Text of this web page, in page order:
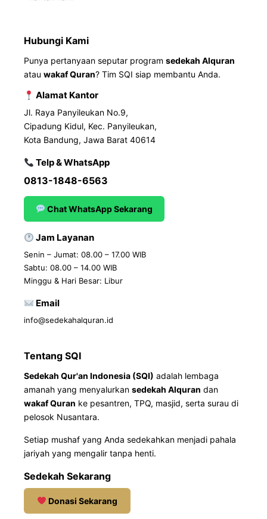
Hubungi Kami
Punya pertanyaan seputar program sedekah Alquran
atau wakaf Quran? Tim SQI siap membantu Anda.
Alamat Kantor
Jl. Raya Panyileukan No.9,
Cipadung Kidul, Kec. Panyileukan,
Kota Bandung, Jawa Barat 40614
Telp & WhatsApp
0813-1848-6563
Chat WhatsApp Sekarang
Jam Layanan
Senin – Jumat: 08.00 – 17.00 WIB
Sabtu: 08.00 – 14.00 WIB
Minggu & Hari Besar: Libur
Email
info@sedekahalquran.id
Tentang SQI
Sedekah Qur'an Indonesia (SQI) adalah lembaga
amanah yang menyalurkan sedekah Alquran dan
wakaf Quran ke pesantren, TPQ, masjid, serta surau di
pelosok Nusantara.
Setiap mushaf yang Anda sedekahkan menjadi pahala
jariyah yang mengalir tanpa henti.
Sedekah Sekarang
Donasi Sekarang